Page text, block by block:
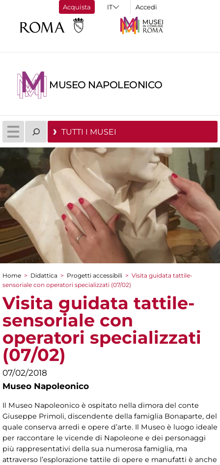
Acquista Accedi
MUSEO NAPOLEONICO
TUTTI I MUSEI
Tu sei qui
Home > Didattica > Progetti accessibili > Visita guidata tattile-
sensoriale con operatori specializzati (07/02)
Visita guidata tattile-
sensoriale con
operatori specializzati
(07/02)
07/02/2018
Museo Napoleonico
Il Museo Napoleonico è ospitato nella dimora del conte
Giuseppe Primoli, discendente della famiglia Bonaparte, del
quale conserva arredi e opere d’arte. Il Museo è luogo ideale
per raccontare le vicende di Napoleone e dei personaggi
più rappresentativi della sua numerosa famiglia, ma
attraverso l’esplorazione tattile di opere e manufatti è anche